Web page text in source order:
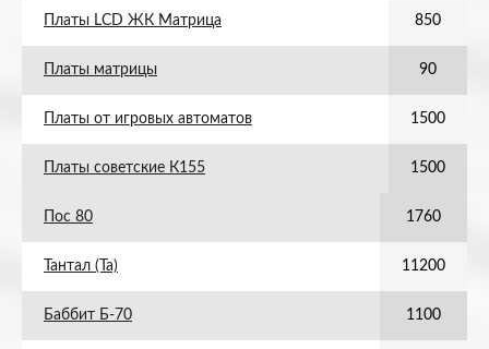
Платы LCD ЖК Матрица 850
Платы матрицы 90
Платы от игровых автоматов 1500
Платы советские К155 1500
Пос 80 1760
Тантал (Та) 11200
Баббит Б-70 1100